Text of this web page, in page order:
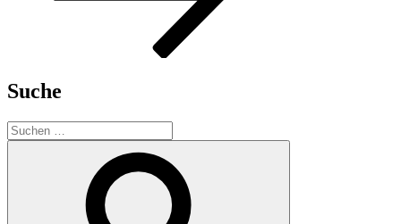
Suche
Suchen
nach: